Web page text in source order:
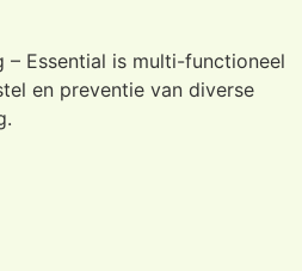
zitten, staan, bukken, tillen,
– Essential is multi-functioneel
en preventie van diverse